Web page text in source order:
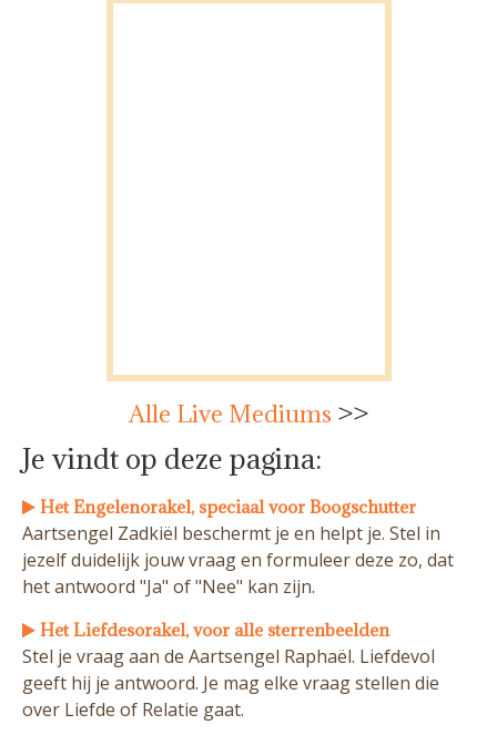
Alle Live Mediums >>
Je vindt op deze pagina:
Het Engelenorakel, speciaal voor Boogschutter
Aartsengel Zadkiël beschermt je en helpt je. Stel in
jezelf duidelijk jouw vraag en formuleer deze zo, dat
het antwoord "Ja" of "Nee" kan zijn.
Het Liefdesorakel, voor alle sterrenbeelden
Stel je vraag aan de Aartsengel Raphaël. Liefdevol
geeft hij je antwoord. Je mag elke vraag stellen die
over Liefde of Relatie gaat.